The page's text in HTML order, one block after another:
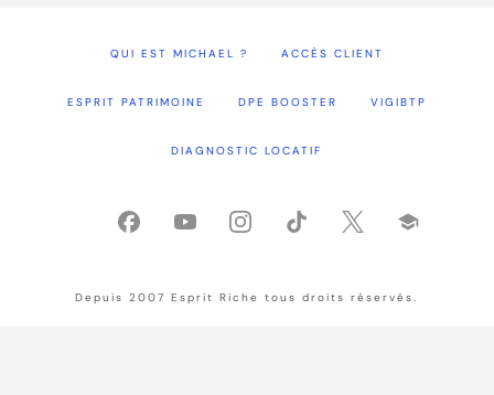
QUI EST MICHAEL ? ACCÈS CLIENT
ESPRIT PATRIMOINE DPE BOOSTER VIGIBTP
DIAGNOSTIC LOCATIF
Depuis 2007 Esprit Riche tous droits réservés.